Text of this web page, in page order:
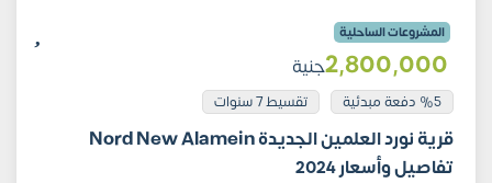
المشروعات الساحلية
2٬800٬000جنية
%5 دفعة مبدئية تقسيط 7 سنوات
قرية نورد العلمين الجديدة Nord New Alamein
تفاصيل وأسعار 2024